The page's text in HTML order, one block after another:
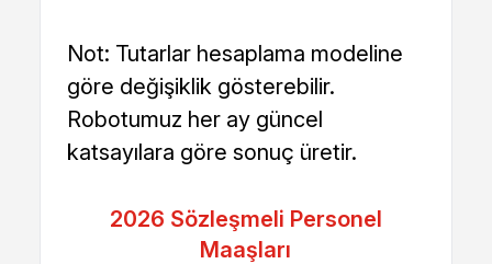
Not: Tutarlar hesaplama modeline
göre değişiklik gösterebilir.
Robotumuz her ay güncel
katsayılara göre sonuç üretir.
2026 Sözleşmeli Personel
Maaşları